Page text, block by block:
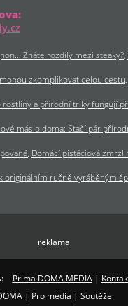
Znáte rozdíly mezi steaky?
zkomplikovat celou cestu
rostliny a přírodní triky fungují
máslo doma: Stačí pár
Domácí pistáciová
originálním ručně vyráběným
reklama
Prima DOMA MEDIA|
| Pro média | Soutěže